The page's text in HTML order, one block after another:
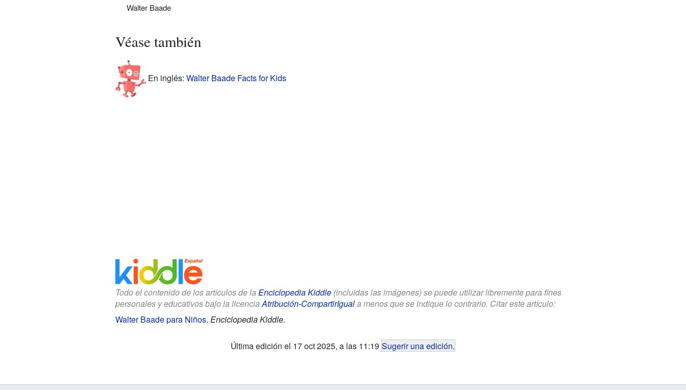
Walter Baade
Véase también
En inglés: Walter Baade Facts for Kids
Todo el contenido de los artículos de la Enciclopedia Kiddle(incluidas las imágenes) se puede utilizar libremente para fines
personales y educativos bajo la licencia Atribución-CompartirIguala menos que se indique lo contrario. Citar este artículo:
Walter Baade para Niños. Enciclopedia Kiddle.
Última edición el 17 oct 2025, a las 11:19 Sugerir una edición.